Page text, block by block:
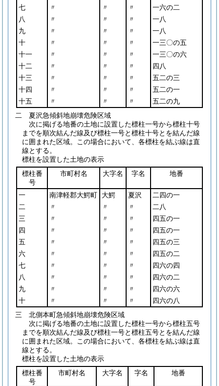
七
〃 〃 〃
一六の二
八
〃 〃 〃
一八
九
〃 〃 〃
一八
十
〃 〃 〃
一三〇の五
十一
〃 〃 〃
一三〇の六
十二
〃 〃 〃
四八
十三
〃 〃 〃
五二の三
十四
〃 〃 〃
五二の一
十五
〃 〃 〃
五二の九
二 夏沢急傾斜地崩壊危険区域
次に掲げる地番の土地に設置した標柱一号から標柱十号
までを順次結んだ線及び標柱一号と標柱十号とを結んだ線
に囲まれた区域。この場合において、各標柱を結ぶ線は直
線とする。
標柱を設置した土地の表示
標柱番
号
市町村名 大字名 字名 地番
一 南津軽郡大鰐町 大鰐 夏沢
二四の一
二
〃 〃 〃
二八
三
〃 〃 〃
四五の一
四
〃 〃 〃
四五の一
五
〃 〃 〃
四五の三
六
〃 〃 〃
四五の二
七
〃 〃 〃
四六の四
八
〃 〃 〃
四六の二
九
〃 〃 〃
四六の六
十
〃 〃 〃
四六の八
三 北側本町急傾斜地崩壊危険区域
次に掲げる地番の土地に設置した標柱一号から標柱五号
までを順次結んだ線及び標柱一号と標柱五号とを結んだ線
に囲まれた区域。この場合において、各標柱を結ぶ線は直
線とする。
標柱を設置した土地の表示
標柱番
号
市町村名 大字名 字名 地番